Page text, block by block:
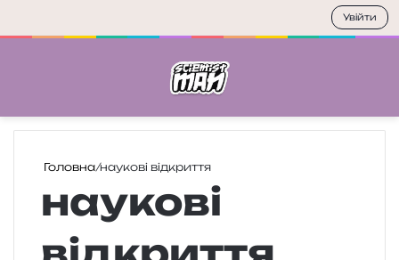
Головна/наукові відкриття
наукові
Увійти